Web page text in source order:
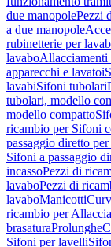
due manopolePezzi
a due manopole
rubinetterie per
lavaboAllacciamenti
apparecchi e lavatoi
lavabiSifoni tubolari
tubolari, modello
modello compatto
ricambio per Sifoni
passaggio diretto
Sifoni a passaggio
incassoPezzi di
lavaboPezzi di
lavaboManicotti
ricambio per
brasaturaProlunghe
Sifoni per lavelli